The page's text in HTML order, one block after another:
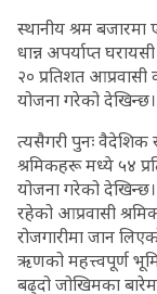
स्थानीय श्रम
धान्न अपर्याप्त
२० प्रतिशत
योजना गरेको देखिन्छ।
त्यसैगरी पुनः वैदेशिक
श्रमिकहरू मध्ये ५४
योजना गरेको
रहेको आप्रवासी
रोजगारीमा जान
ऋणको महत्त्वपूर्ण
बढ्दो जोखिमका